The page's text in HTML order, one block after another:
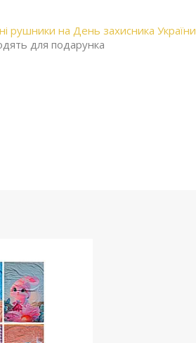
рушники на День захисника України
для подарунка